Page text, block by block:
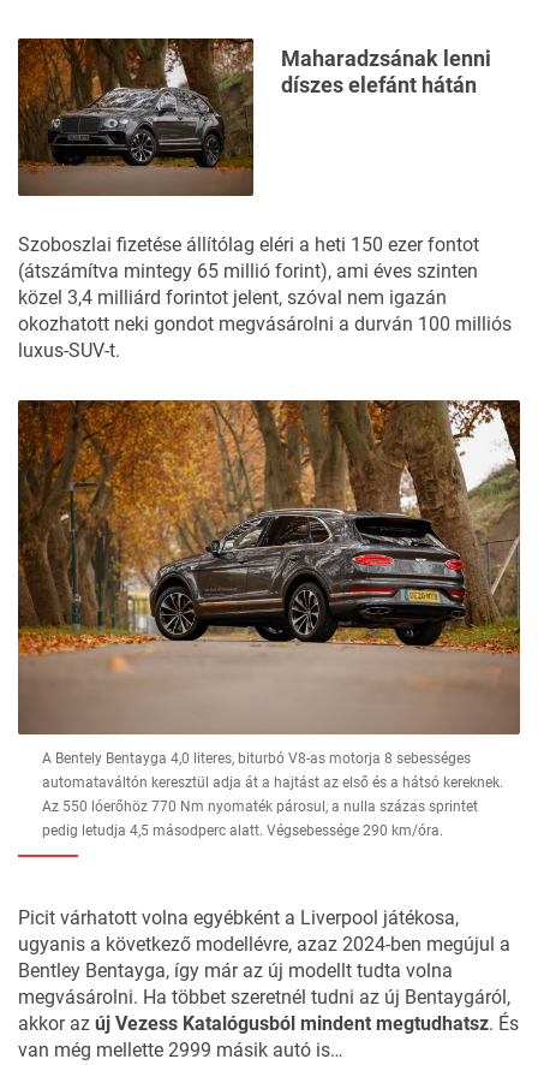
Maharadzsának lenni
díszes elefánt hátán
Szoboszlai fizetése állítólag eléri a heti 150 ezer fontot
(átszámítva mintegy 65 millió forint), ami éves szinten
közel 3,4 milliárd forintot jelent, szóval nem igazán
okozhatott neki gondot megvásárolni a durván 100 milliós
luxus-SUV-t.
A Bentely Bentayga 4,0 literes, biturbó V8-as motorja 8 sebességes
automataváltón keresztül adja át a hajtást az első és a hátsó kereknek.
Az 550 lóerőhöz 770 Nm nyomaték párosul, a nulla százas sprintet
pedig letudja 4,5 másodperc alatt. Végsebessége 290 km/óra.
Picit várhatott volna egyébként a Liverpool játékosa,
ugyanis a következő modellévre, azaz 2024-ben megújul a
Bentley Bentayga, így már az új modellt tudta volna
megvásárolni. Ha többet szeretnél tudni az új Bentaygáról,
akkor az új Vezess Katalógusból mindent megtudhatsz. És
van még mellette 2999 másik autó is…